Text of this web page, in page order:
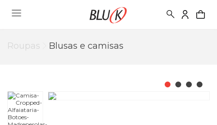
Roupas Blusas e camisas